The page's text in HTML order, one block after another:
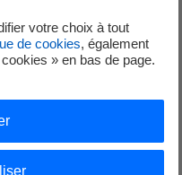
de
RD7.pdf
votre choix à tout
de cookies, également
» en bas de page.